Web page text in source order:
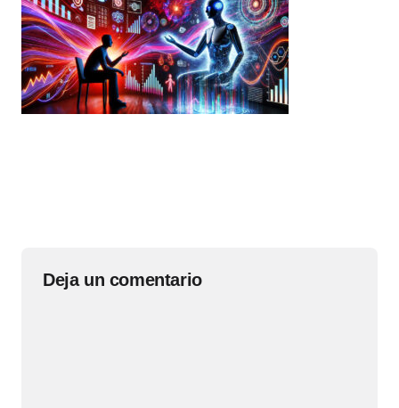
Deja un comentario